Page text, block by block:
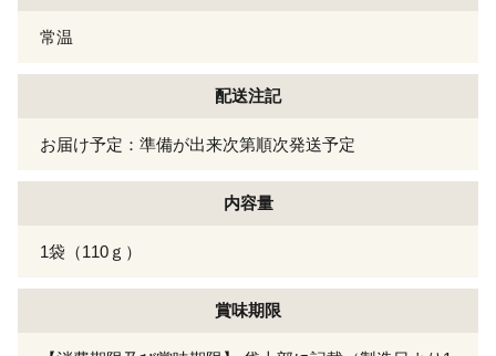
常温
配送注記
お届け予定：準備が出来次第順次発送予定
内容量
1袋（110ｇ）
賞味期限